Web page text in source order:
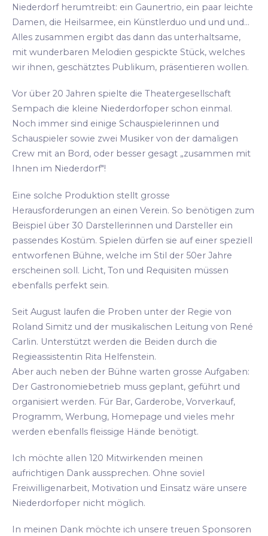
Niederdorf herumtreibt: ein Gaunertrio, ein paar leichte
Damen, die Heilsarmee, ein Künstlerduo und und und...
Alles zusammen ergibt das dann das unterhaltsame,
mit wunderbaren Melodien gespickte Stück, welches
wir ihnen, geschätztes Publikum, präsentieren wollen.
Vor über 20 Jahren spielte die Theatergesellschaft
Sempach die kleine Niederdorfoper schon einmal.
Noch immer sind einige Schauspielerinnen und
Schauspieler sowie zwei Musiker von der damaligen
Crew mit an Bord, oder besser gesagt „zusammen mit
Ihnen im Niederdorf"!
Eine solche Produktion stellt grosse
Herausforderungen an einen Verein. So benötigen zum
Beispiel über 30 Darstellerinnen und Darsteller ein
passendes Kostüm. Spielen dürfen sie auf einer speziell
entworfenen Bühne, welche im Stil der 50er Jahre
erscheinen soll. Licht, Ton und Requisiten müssen
ebenfalls perfekt sein.
Seit August laufen die Proben unter der Regie von
Roland Simitz und der musikalischen Leitung von René
Carlin. Unterstützt werden die Beiden durch die
Regieassistentin Rita Helfenstein.
Aber auch neben der Bühne warten grosse Aufgaben:
Der Gastronomiebetrieb muss geplant, geführt und
organisiert werden. Für Bar, Garderobe, Vorverkauf,
Programm, Werbung, Homepage und vieles mehr
werden ebenfalls fleissige Hände benötigt.
Ich möchte allen 120 Mitwirkenden meinen
aufrichtigen Dank aussprechen. Ohne soviel
Freiwilligenarbeit, Motivation und Einsatz wäre unsere
Niederdorfoper nicht möglich.
In meinen Dank möchte ich unsere treuen Sponsoren